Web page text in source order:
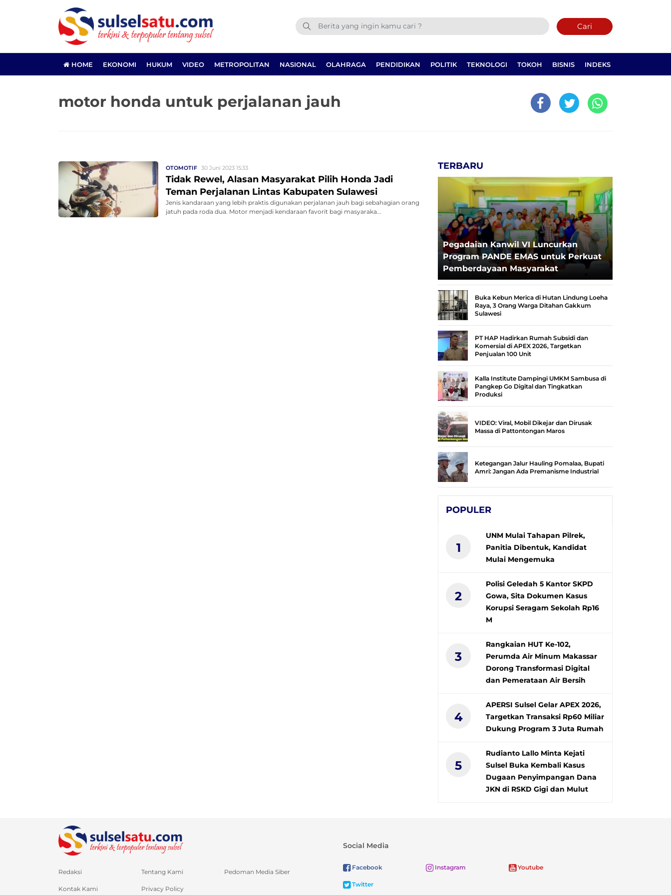
Cari
HOME EKONOMI HUKUM VIDEO METROPOLITAN NASIONAL OLAHRAGA PENDIDIKAN POLITIK TEKNOLOGI TOKOH BISNIS INDEKS
motor honda untuk perjalanan jauh
OTOMOTIF 30 Juni 2023 15:33
Tidak Rewel, Alasan Masyarakat Pilih Honda Jadi
Teman Perjalanan Lintas Kabupaten Sulawesi
Jenis kandaraan yang lebih praktis digunakan perjalanan jauh bagi sebahagian orang
jatuh pada roda dua. Motor menjadi kendaraan favorit bagi masyaraka...
TERBARU
Pegadaian Kanwil VI Luncurkan
Program PANDE EMAS untuk Perkuat
Pemberdayaan Masyarakat
Buka Kebun Merica di Hutan Lindung Loeha
Raya, 3 Orang Warga Ditahan Gakkum
Sulawesi
PT HAP Hadirkan Rumah Subsidi dan
Komersial di APEX 2026, Targetkan
Penjualan 100 Unit
Kalla Institute Dampingi UMKM Sambusa di
Pangkep Go Digital dan Tingkatkan
Produksi
VIDEO: Viral, Mobil Dikejar dan Dirusak
Massa di Pattontongan Maros
Ketegangan Jalur Hauling Pomalaa, Bupati
Amri: Jangan Ada Premanisme Industrial
POPULER
1
UNM Mulai Tahapan Pilrek,
Panitia Dibentuk, Kandidat
Mulai Mengemuka
2
Polisi Geledah 5 Kantor SKPD
Gowa, Sita Dokumen Kasus
Korupsi Seragam Sekolah Rp16
M
3
Rangkaian HUT Ke-102,
Perumda Air Minum Makassar
Dorong Transformasi Digital
dan Pemerataan Air Bersih
4
APERSI Sulsel Gelar APEX 2026,
Targetkan Transaksi Rp60 Miliar
Dukung Program 3 Juta Rumah
5
Rudianto Lallo Minta Kejati
Sulsel Buka Kembali Kasus
Dugaan Penyimpangan Dana
JKN di RSKD Gigi dan Mulut
Redaksi Tentang Kami Pedoman Media Siber
Kontak Kami Privacy Policy
Social Media
Facebook Instagram Youtube
Twitter